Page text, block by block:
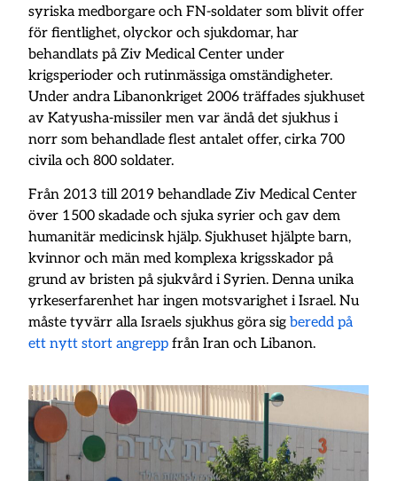
syriska medborgare och FN-soldater som blivit offer
för fientlighet, olyckor och sjukdomar, har
behandlats på Ziv Medical Center under
krigsperioder och rutinmässiga omständigheter.
Under andra Libanonkriget 2006 träffades sjukhuset
av Katyusha-missiler men var ändå det sjukhus i
norr som behandlade flest antalet offer, cirka 700
civila och 800 soldater.
Från 2013 till 2019 behandlade Ziv Medical Center
över 1500 skadade och sjuka syrier och gav dem
humanitär medicinsk hjälp. Sjukhuset hjälpte barn,
kvinnor och män med komplexa krigsskador på
grund av bristen på sjukvård i Syrien. Denna unika
yrkeserfarenhet har ingen motsvarighet i Israel. Nu
måste tyvärr alla Israels sjukhus göra sigberedd på
ett nytt stort angrepp från Iran och Libanon.